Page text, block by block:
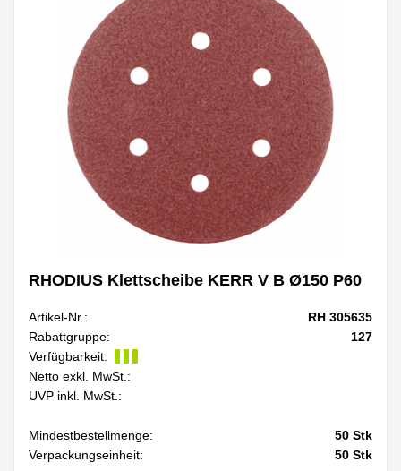
RHODIUS Klettscheibe KERR V B Ø150 P60
Artikel-Nr.:
RH 305635
Rabattgruppe:
127
Verfügbarkeit:
Netto exkl. MwSt.:
UVP inkl. MwSt.:
Mindestbestellmenge: 50 Stk
Verpackungseinheit:
50 Stk